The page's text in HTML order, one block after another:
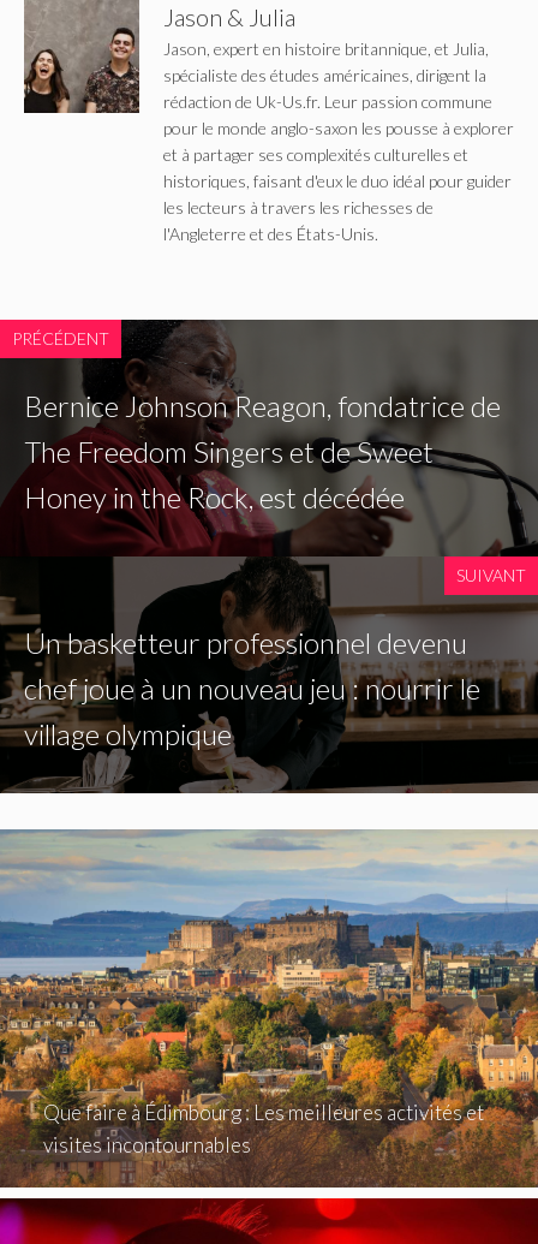
Jason & Julia
Jason, expert en histoire britannique, et Julia,
spécialiste des études américaines, dirigent la
rédaction de Uk-Us.fr. Leur passion commune
pour le monde anglo-saxon les pousse à explorer
et à partager ses complexités culturelles et
historiques, faisant d'eux le duo idéal pour guider
les lecteurs à travers les richesses de
l'Angleterre et des États-Unis.
PRÉCÉDENT
Bernice Johnson Reagon, fondatrice de
The Freedom Singers et de Sweet
Honey in the Rock, est décédée
SUIVANT
Un basketteur professionnel devenu
chef joue à un nouveau jeu : nourrir le
village olympique
Que faire à Édimbourg : Les meilleures activités et
visites incontournables